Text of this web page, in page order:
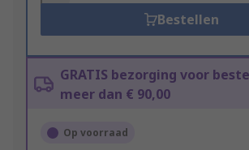
Bestellen
GRATIS bezorging voor
meer dan € 90,00
Op voorraad